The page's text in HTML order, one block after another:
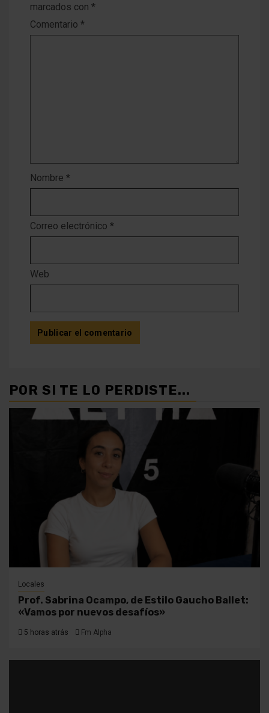
marcados con *
Comentario *
Nombre *
Correo electrónico *
Web
POR SI TE LO PERDISTE...
Locales
Prof. Sabrina Ocampo, de Estilo Gaucho Ballet:
«Vamos por nuevos desafíos»
5 horas atrás Fm Alpha